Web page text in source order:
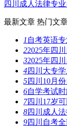
四川成人法律专
最新文章 热门文
1自考英语
22025年四
32025年四
4四川大专
5四川10月
6自学考试
7四川17岁
8四川成人
9四川自考